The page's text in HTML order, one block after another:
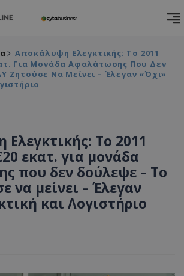
Αποκάλυψη Ελεγκτικής: Το 2011
Για Μονάδα Αφαλάτωσης Που Δεν
Ζητούσε Να Μείνει – Έλεγαν «όχι»
Το 2011
εκατ. για μονάδα
που δεν δούλεψε – Το
να μείνει – Έλεγαν
και Λογιστήριο